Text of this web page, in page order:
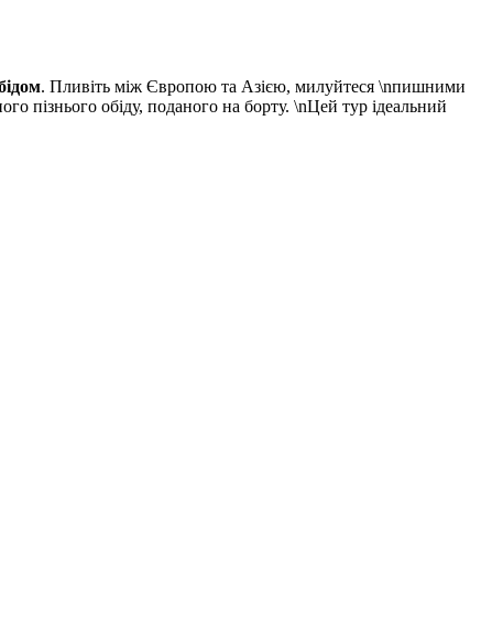
. Пливіть між Європою та Азією, милуйтеся \nпишними
пізнього обіду, поданого на борту. \nЦей тур ідеальний